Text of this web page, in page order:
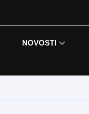
NOVOSTI